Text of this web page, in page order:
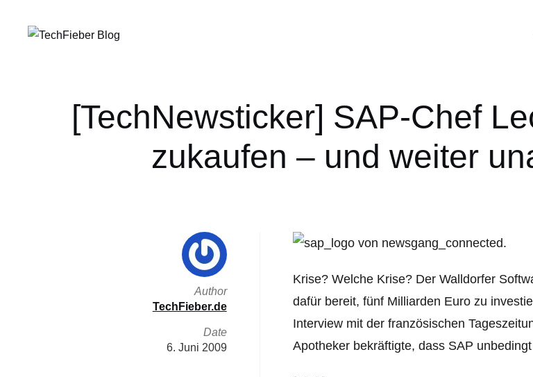
[TechNewsticker] SAP-Chef
zukaufen – und weiter
Krise? Welche Krise? Der Walldorfer
dafür bereit, fünf Milliarden Euro zu
Interview mit der französischen
Apotheker bekräftigte, dass SAP
Author
TechFieber.de
Date
6. Juni 2009